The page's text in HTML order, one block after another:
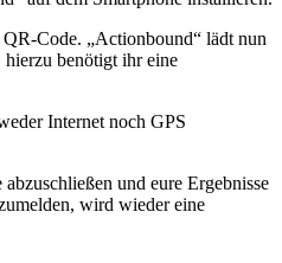
Code. „Actionbound“ lädt nun
hierzu benötigt ihr eine
Internet noch GPS
und eure Ergebnisse
wird wieder eine